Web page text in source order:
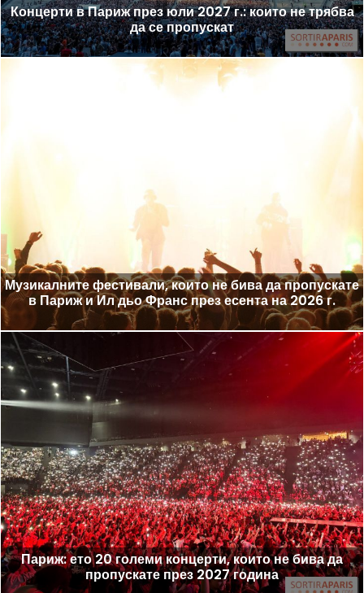
Концерти в Париж през юли 2027 г.: които не трябва
да се пропускат
Музикалните фестивали, които не бива да пропускате
в Париж и Ил дьо Франс през есента на 2026 г.
Париж: ето 20 големи концерти, които не бива да
пропускате през 2027 година